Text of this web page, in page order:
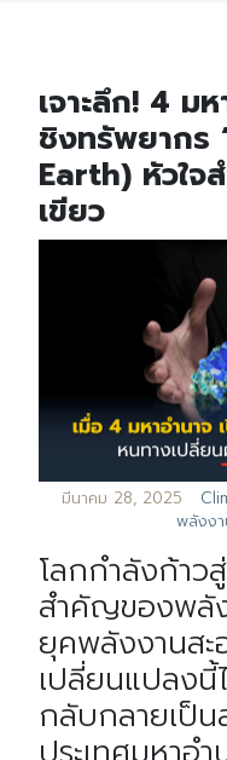
เจาะลึก! 4 ม
ชิงทรัพยากร
Earth) หัวใจ
เขียว
มีนาคม 28, 2025
พลังง
โลกกำลังก้าว
สำคัญของพลั
ยุคพลังงานสะ
เปลี่ยนแปลงนี้
กลับกลายเป็น